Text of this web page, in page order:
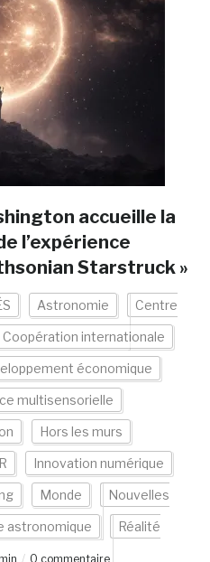
accueille la
l’expérience
Starstruck »
Astronomie Centre
Coopération internationale
économique
multisensorielle
Hors les murs
Innovation numérique
Monde Nouvelles
astronomique Réalité
0 commentaire